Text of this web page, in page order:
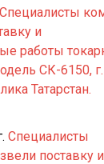
Специалисты
и
работы
СК-6150, г.
Татарстан.
Специалисты
поставку и